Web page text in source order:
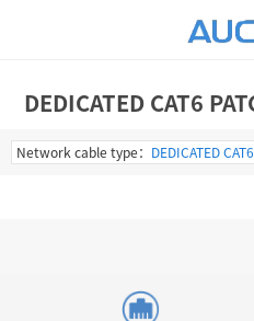
DEDICATED CAT6
Network cable type： DEDICATED